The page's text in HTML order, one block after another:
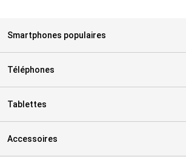
Smartphones populaires
Téléphones
Tablettes
Accessoires